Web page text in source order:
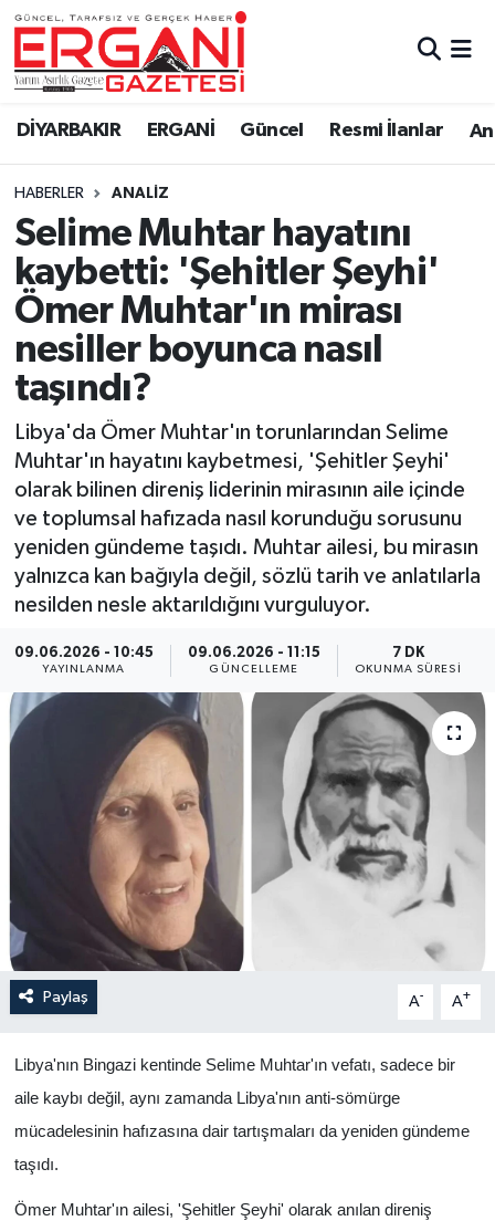
DİYARBAKIR ERGANİ Güncel Resmi İlanlar
HABERLER ANALIZ
Selime Muhtar hayatını
kaybetti: 'Şehitler Şeyhi'
Ömer Muhtar'ın mirası
nesiller boyunca nasıl
taşındı?
Libya'da Ömer Muhtar'ın torunlarından Selime
Muhtar'ın hayatını kaybetmesi, 'Şehitler Şeyhi'
olarak bilinen direniş liderinin mirasının aile içinde
ve toplumsal hafızada nasıl korunduğu sorusunu
yeniden gündeme taşıdı. Muhtar ailesi, bu mirasın
yalnızca kan bağıyla değil, sözlü tarih ve anlatılarla
nesilden nesle aktarıldığını vurguluyor.
09.06.2026 - 10:45
YAYINLANMA
09.06.2026 - 11:15
GÜNCELLEME
7 DK
OKUNMA SÜRESI
Paylaş A- A+
Libya'nın Bingazi kentinde Selime Muhtar'ın vefatı, sadece bir
aile kaybı değil, aynı zamanda Libya'nın anti-sömürge
mücadelesinin hafızasına dair tartışmaları da yeniden gündeme
taşıdı.
Ömer Muhtar'ın ailesi, 'Şehitler Şeyhi' olarak anılan direniş
DİYARBAKIR
BİSMİL
BAĞLAR
ERGANİ
Güncel
Eği̇ti̇m
Resmi İlanlar
Sağlık
Si̇yaset
Spor
Yaşam
Bi̇li̇m & Teknoloji̇
Eği̇ti̇m
Ergani Nöbetçi Eczaneler
Ergani Hava Durumu
Ergani Trafik Yoğunluk Haritası
Süper Lig Puan Durumu ve Fikstür
Tüm Manşetler
Son Dakika Haberleri
Haber Arşivi